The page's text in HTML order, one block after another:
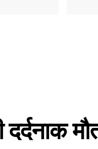
दर्दनाक